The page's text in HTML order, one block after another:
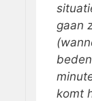
gaan
komt